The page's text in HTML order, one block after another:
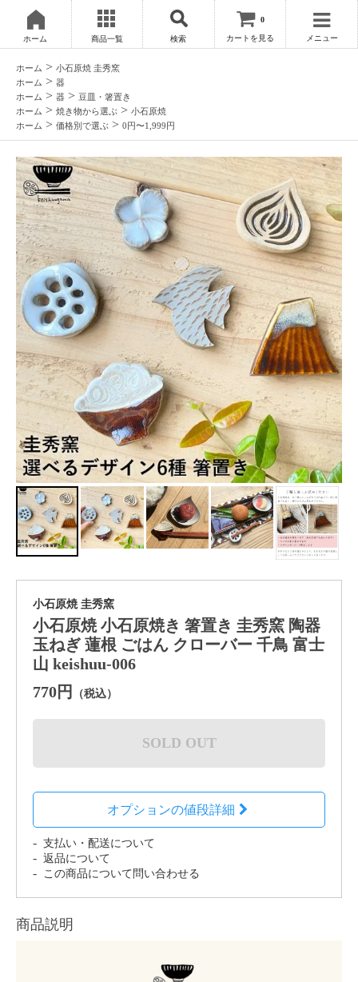
ホーム 商品一覧 検索
0
カートを見る メニュー
ホーム > 小石原焼 圭秀窯
ホーム > 器
ホーム > 器 > 豆皿・箸置き
ホーム > 焼き物から選ぶ > 小石原焼
ホーム > 価格別で選ぶ > 0円〜1,999円
小石原焼 圭秀窯
小石原焼 小石原焼き 箸置き 圭秀窯 陶器
玉ねぎ 蓮根 ごはん クローバー 千鳥 富士
山 keishuu-006
770円
（税込）
SOLD OUT
オプションの値段詳細
支払い・配送について
返品について
この商品について問い合わせる
商品説明